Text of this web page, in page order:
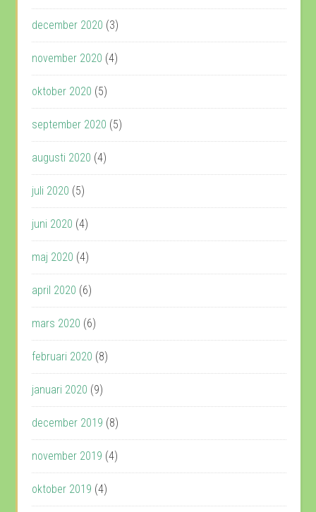
december 2020 (3)
november 2020 (4)
oktober 2020 (5)
september 2020 (5)
augusti 2020 (4)
juli 2020 (5)
juni 2020 (4)
maj 2020 (4)
april 2020 (6)
mars 2020 (6)
februari 2020 (8)
januari 2020 (9)
december 2019 (8)
november 2019 (4)
oktober 2019 (4)